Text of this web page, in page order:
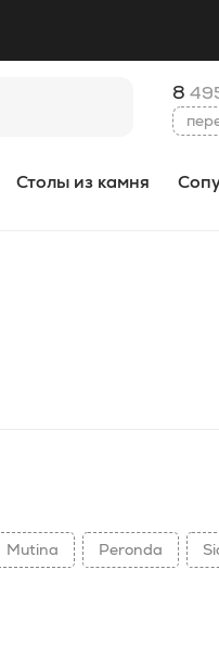
8
Столы из камня
Mutina Peronda